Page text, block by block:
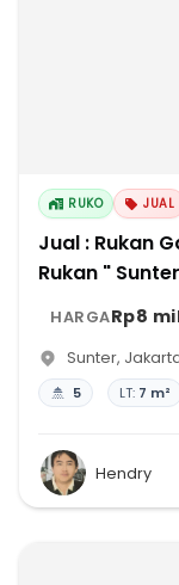
RUKO JUAL
Jual : Rukan
Rukan "
HARGARp8
Sunter,
5 LT: 7 m²
Hendry